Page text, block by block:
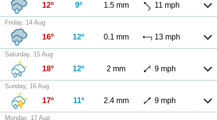
12º 9º 1.5 mm 11 mph
Friday, 14 Aug
16º 12º 0.1 mm 13 mph
Saturday, 15 Aug
18º 12º 2 mm 9 mph
Sunday, 16 Aug
17º 11º 2.4 mm 9 mph
Monday, 17 Aug